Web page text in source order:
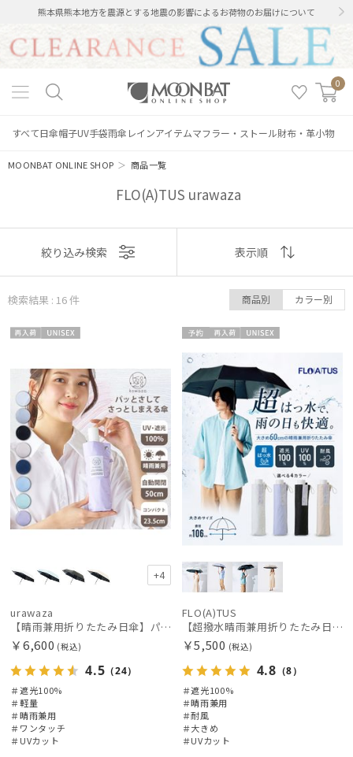
熊本県熊本地方を震源とする地震の影響によるお荷物のお届けについて
0
すべて日傘帽子UV手袋雨傘 レインアイテムマフラー・ストール財布・革小物
MOONBAT ONLINE SHOP ＞商品一覧
FLO(A)TUS urawaza
レディース メンズ キッズ
カテゴリー
ブランド
表示
おすすめ
価格の高い
順
価格の低い
順
人気順
売上点数順
絞り込み検索 表示順
検索結果 : 16件 商品別 カラー別
+4
urawaza
【晴雨兼用折りたたみ日傘】パッとさして、サッとしまえる傘コワザ(kowaza) プレーン 50 遮光100% UV100% 自動開閉傘 ワンタッチ
￥6,600 (税込)
4.5 （24）
＃遮光100%
＃軽量
＃晴雨兼用
＃ワンタッチ
＃UVカット
荷
X
FLO(A)TUS
【超撥水晴雨兼用折りたたみ日傘】フロータス（FLO(A)TUS）プレーン 大きめ60 晴雨兼用 UV100 遮光100 簡単開閉 耐風
￥5,500 (税込)
4.8 （8）
＃遮光100%
＃晴雨兼用
＃耐風
＃大きめ
＃UVカット